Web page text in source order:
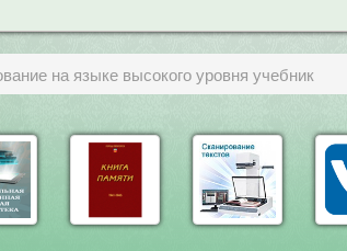
на языке высокого уровня учебник